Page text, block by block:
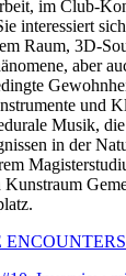
im Club-
interessiert
Raum, 3D-
aber
und
Musik,
in der
Kunstraum